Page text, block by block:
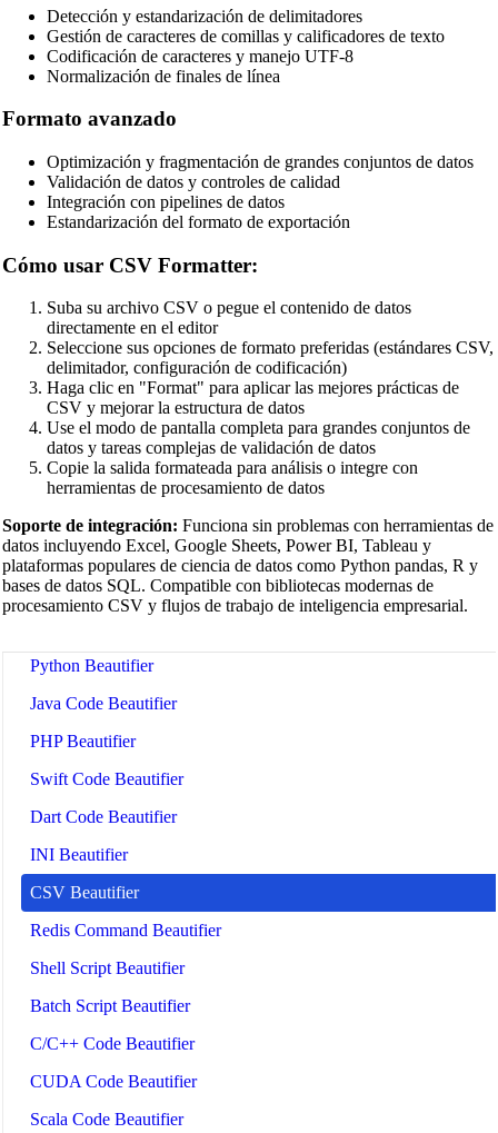
🔧 HERRAMIENTAS
HTML Beautifier
TypeScript Beautifier
JSX Beautifier
JSON Beautifier
XML Beautifier
YAML Beautifier
SQL Beautifier
MySQL SQL Beautifier
PostgreSQL SQL Beautifier
MongoDB Query Beautifier
Nginx Config Beautifier
Python Beautifier
Java Code Beautifier
PHP Beautifier
Swift Code Beautifier
Dart Code Beautifier
INI Beautifier
CSV Beautifier
Redis Command Beautifier
Shell Script Beautifier
Batch Script Beautifier
C/C++ Code Beautifier
CUDA Code Beautifier
Scala Code Beautifier
Detección y estandarización de delimitadores
Gestión de caracteres de comillas y calificadores de texto
Codificación de caracteres y manejo UTF-8
Normalización de finales de línea
Formato avanzado
Optimización y fragmentación de grandes conjuntos de datos
Validación de datos y controles de calidad
Integración con pipelines de datos
Estandarización del formato de exportación
Cómo usar CSV Formatter:
Suba su archivo CSV o pegue el contenido de datos
directamente en el editor
Seleccione sus opciones de formato preferidas (estándares CSV,
delimitador, configuración de codificación)
Haga clic en "Format" para aplicar las mejores prácticas de
CSV y mejorar la estructura de datos
Use el modo de pantalla completa para grandes conjuntos de
datos y tareas complejas de validación de datos
Copie la salida formateada para análisis o integre con
herramientas de procesamiento de datos
Soporte de integración: Funciona sin problemas con herramientas de
datos incluyendo Excel, Google Sheets, Power BI, Tableau y
plataformas populares de ciencia de datos como Python pandas, R y
bases de datos SQL. Compatible con bibliotecas modernas de
procesamiento CSV y flujos de trabajo de inteligencia empresarial.